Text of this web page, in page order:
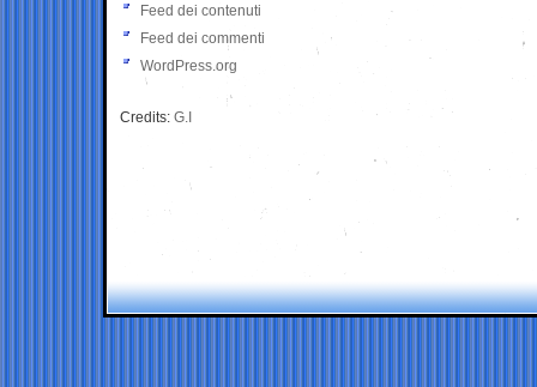
Feed dei contenuti
Feed dei commenti
WordPress.org
Credits: G.I